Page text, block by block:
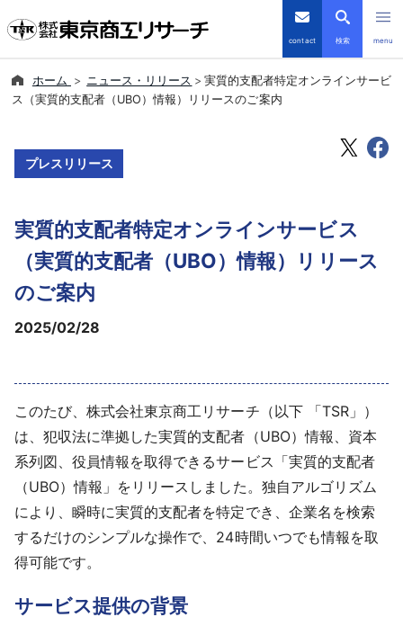
contact 検索 menu
倒産・注目企業情報
優良企業サイト
採用情報
よくあるご質問
English
ホーム ニュース・リリース
実質的支配者特定オンラインサービ
ス（実質的支配者（UBO）情報）リリースのご案内
プレスリリース
実質的支配者特定オンラインサービス
（実質的支配者（UBO）情報）リリース
のご案内
2025/02/28
このたび、株式会社東京商工リサーチ（以下 「TSR」）
は、犯収法に準拠した実質的支配者（UBO）情報、資本
系列図、役員情報を取得できるサービス「実質的支配者
（UBO）情報」をリリースしました。独自アルゴリズム
により、瞬時に実質的支配者を特定でき、企業名を検索
するだけのシンプルな操作で、24時間いつでも情報を取
得可能です。
サービス提供の背景